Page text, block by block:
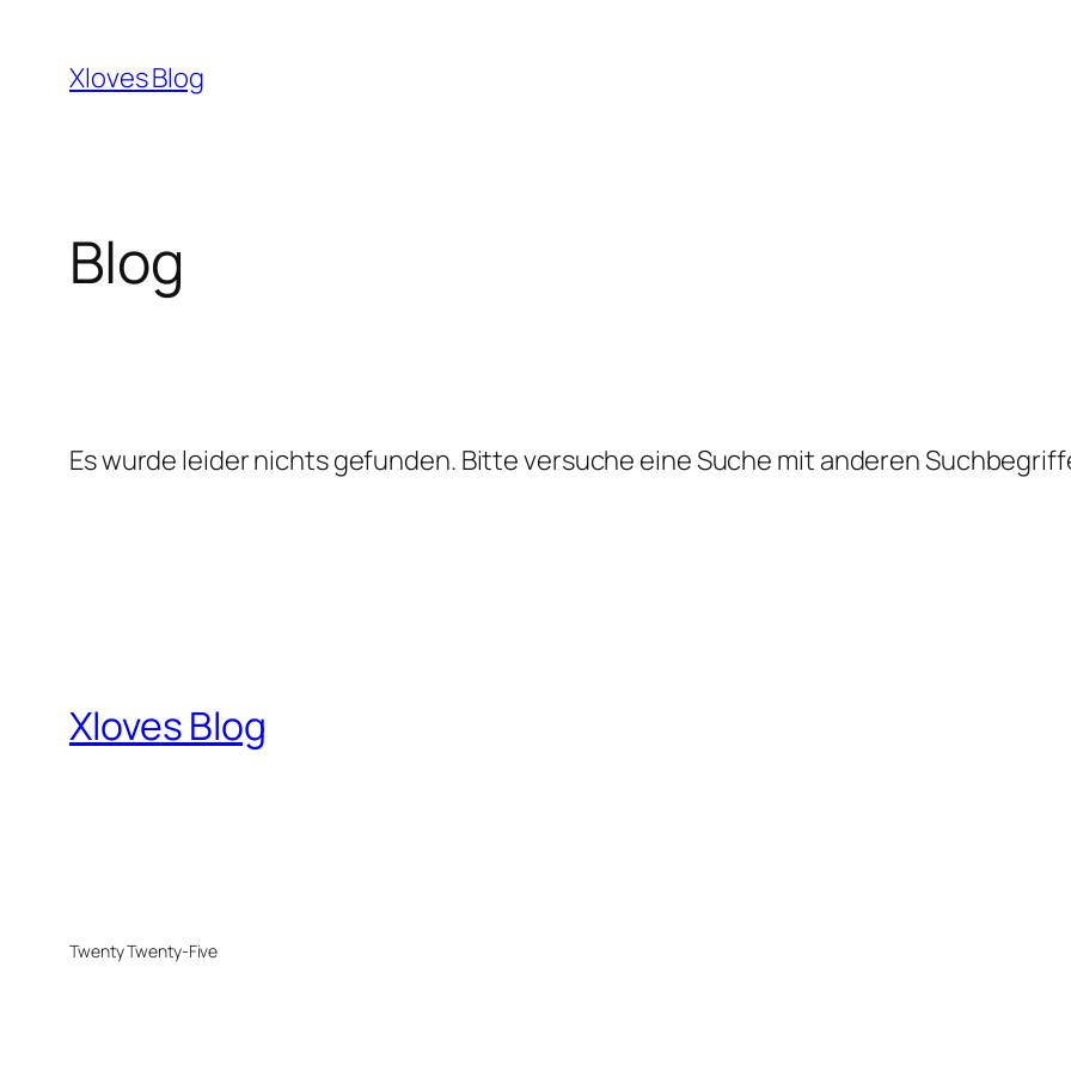
Inhalt
springen
Xloves Blog
Blog
Es wurde leider nichts gefunden. Bitte versuche eine Suche mit anderen
Xloves Blog
Twenty Twenty-Five